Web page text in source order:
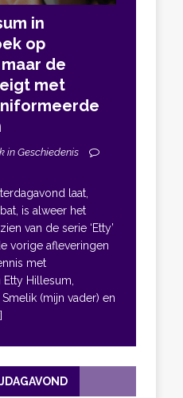
in
op
de
met
in Geschiedenis
laat,
is alweer het
van de serie ‘Etty’
vorige afleveringen
met
Hillesum,
(mijn vader) en